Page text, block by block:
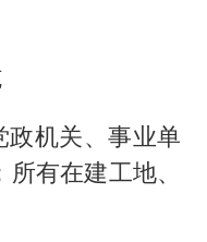
政机关、事业单
有在建工地、